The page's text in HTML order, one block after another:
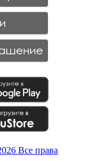
Все права